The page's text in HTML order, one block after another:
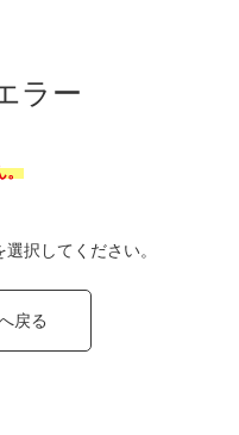
ラー
。
択してください。
戻る